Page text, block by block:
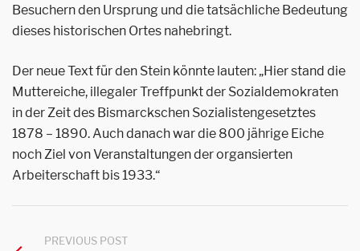
Besuchern den Ursprung und die tatsächliche Bedeutung
dieses historischen Ortes nahebringt.
Der neue Text für den Stein könnte lauten: „Hier stand die
Muttereiche, illegaler Treffpunkt der Sozialdemokraten
in der Zeit des Bismarckschen Sozialistengesetztes
1878 – 1890. Auch danach war die 800 jährige Eiche
noch Ziel von Veranstaltungen der organsierten
Arbeiterschaft bis 1933.“
PREVIOUS POST